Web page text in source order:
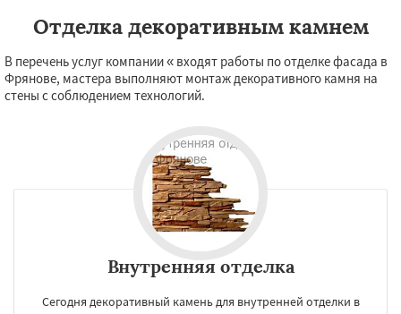
Отделка декоративным камнем
В перечень услуг компании « входят работы по отделке фасада в
Фрянове, мастера выполняют монтаж декоративного камня на
стены с соблюдением технологий.
Внутренняя отделка
Сегодня декоративный камень для внутренней отделки в